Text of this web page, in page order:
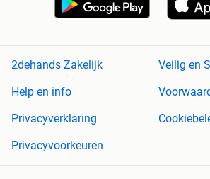
2dehands Zakelijk
Veilig en
Help en info
Privacyverklaring
Privacyvoorkeuren